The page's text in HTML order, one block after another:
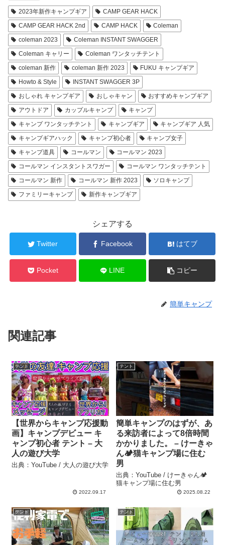
2023年新作キャンプギア
CAMP GEAR HACK
CAMP GEAR HACK 2nd
CAMP HACK
Coleman
coleman 2023
Coleman INSTANT SWAGGER
Coleman キャリー
Coleman ワンタッチテント
coleman 新作
coleman 新作 2023
FUKU キャンプギア
Howto & Style
INSTANT SWAGGER 3P
おしゃれ キャンプギア
おしゃキャン
おすすめキャンプギア
アウトドア
カップルキャンプ
キャンプ
キャンプ ワンタッチテント
キャンプギア
キャンプギア 人気
キャンプギアハック
キャンプ初心者
キャンプ女子
キャンプ道具
コールマン
コールマン 2023
コールマン インスタントスワガー
コールマン ワンタッチテント
コールマン 新作
コールマン 新作 2023
ソロキャンプ
ファミリーキャンプ
新作キャンプギア
シェアする
Twitter Facebook はてブ
Pocket LINE コピー
簡単キャンプ
関連記事
テント
【世界からキャンプ応援動
画】キャンプデビュー キ
ャンプ初心者 テント – 大
人の遊び大学
出典：YouTube / 大人の遊び大学
2022.09.17
テント
簡単キャンプのはずが、あ
る来訪者によって8倍時間
かかりました。 – けーきゃ
ん🏕️猫キャンプ場に住む
男
出典：YouTube / けーきゃん🏕️
猫キャンプ場に住む男
2025.08.22
テント テント